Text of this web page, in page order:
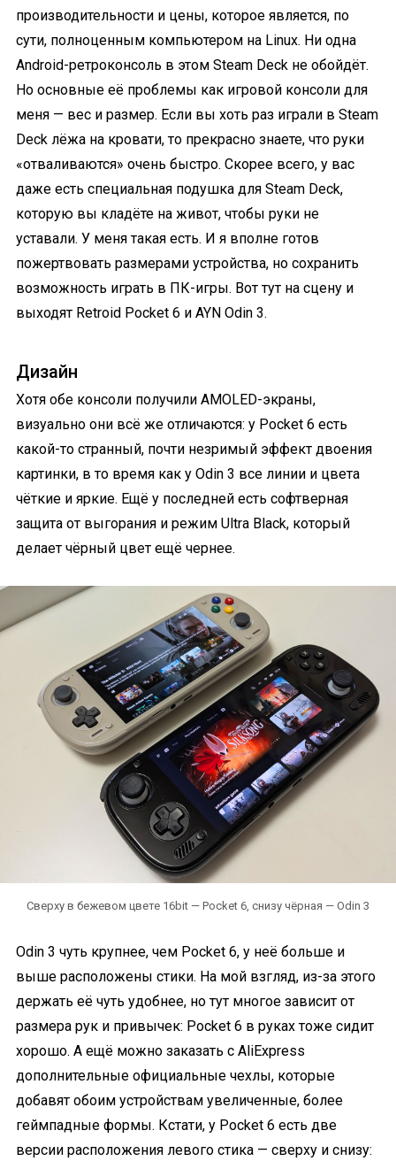
производительности и цены, которое является, по
сути, полноценным компьютером на Linux. Ни одна
Android-ретроконсоль в этом Steam Deck не обойдёт.
Но основные её проблемы как игровой консоли для
меня — вес и размер. Если вы хоть раз играли в Steam
Deck лёжа на кровати, то прекрасно знаете, что руки
«отваливаются» очень быстро. Скорее всего, у вас
даже есть специальная подушка для Steam Deck,
которую вы кладёте на живот, чтобы руки не
уставали. У меня такая есть. И я вполне готов
пожертвовать размерами устройства, но сохранить
возможность играть в ПК-игры. Вот тут на сцену и
выходят Retroid Pocket 6 и AYN Odin 3.
Дизайн
Хотя обе консоли получили AMOLED-экраны,
визуально они всё же отличаются: у Pocket 6 есть
какой-то странный, почти незримый эффект двоения
картинки, в то время как у Odin 3 все линии и цвета
чёткие и яркие. Ещё у последней есть софтверная
защита от выгорания и режим Ultra Black, который
делает чёрный цвет ещё чернее.
Сверху в бежевом цвете 16bit — Pocket 6, снизу чёрная — Odin 3
Odin 3 чуть крупнее, чем Pocket 6, у неё больше и
выше расположены стики. На мой взгляд, из-за этого
держать её чуть удобнее, но тут многое зависит от
размера рук и привычек: Pocket 6 в руках тоже сидит
хорошо. А ещё можно заказать с AliExpress
дополнительные официальные чехлы, которые
добавят обоим устройствам увеличенные, более
геймпадные формы. Кстати, у Pocket 6 есть две
версии расположения левого стика — сверху и снизу: